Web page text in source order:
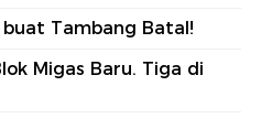
buat Tambang Batal!
Migas Baru. Tiga di